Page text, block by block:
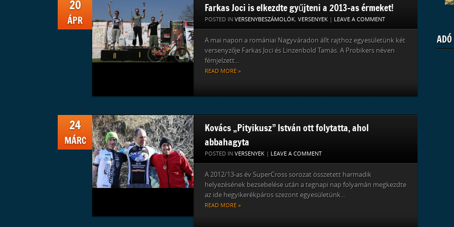
20
ÁPR
Farkas Joci is elkezdte gyűjteni a 2013-as érmeket!
POSTED IN VERSENYBESZÁMOLÓK, VERSENYEK LEAVE A COMMENT
A mai napon a romániai Nagyváradon állt rajthoz egyesületünk két
versenyzője Farkas Joci és Linzenbold Tamás. A Probikers néven
fémjelzett...
READ MORE »
24
MÁRC
Kovács „Pityikusz” István ott folytatta, ahol
abbahagyta
POSTED IN VERSENYEK LEAVE A COMMENT
A 2012/13-as év SuperCross sorozat összetett harmadik
helyezésének bezsebelése után a tegnapi nap folyamán megkezdte
az ide hegyikerékpáros szezont egyesületünk...
READ MORE »